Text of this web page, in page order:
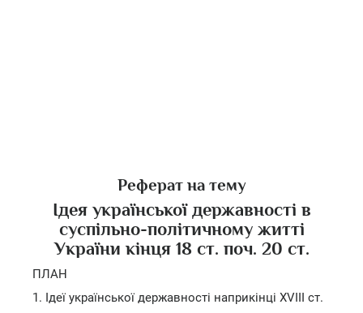
Реферат на тему
Ідея української державності в
суспільно-політичному житті
України кінця 18 ст. поч. 20 ст.
ПЛАН
1. Ідеї української державності наприкінці ХVIII ст.